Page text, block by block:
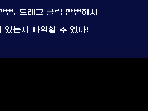
번, 드래그 클릭 한번해서
있는지 파악할 수 있다!